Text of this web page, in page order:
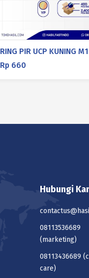
RING PIR UCP KUNING
Rp 660
Hubungi
08113536689
(marketing)
08113436689
care)